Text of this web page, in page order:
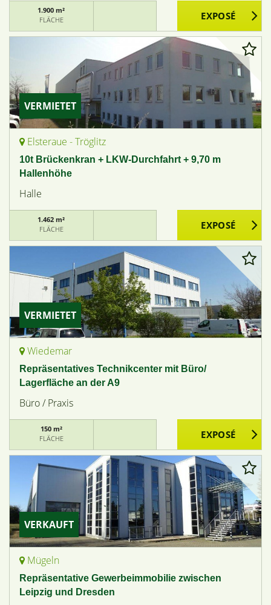
1.900 m²
FLÄCHE
VERMIETET
Elsteraue - Tröglitz
10t Brückenkran + LKW-Durchfahrt + 9,70 m
Hallenhöhe
Halle
1.462 m²
FLÄCHE
VERMIETET
Wiedemar
Repräsentatives Technikcenter mit Büro/
Lagerfläche an der A9
Büro / Praxis
150 m²
FLÄCHE
VERKAUFT
Mügeln
Repräsentative Gewerbeimmobilie zwischen
Leipzig und Dresden